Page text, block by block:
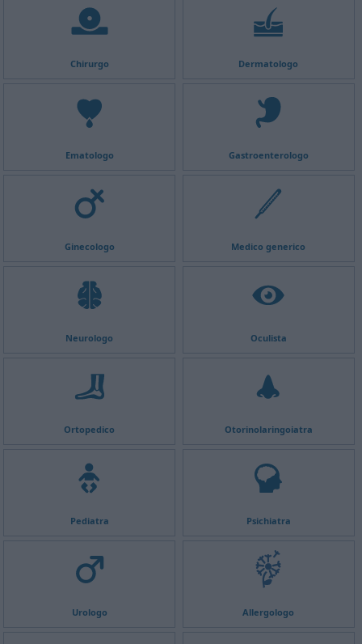
Chirurgo Dermatologo
Ematologo Gastroenterologo
Ginecologo Medico generico
Neurologo Oculista
Ortopedico Otorinolaringoiatra
Pediatra Psichiatra
Urologo Allergologo